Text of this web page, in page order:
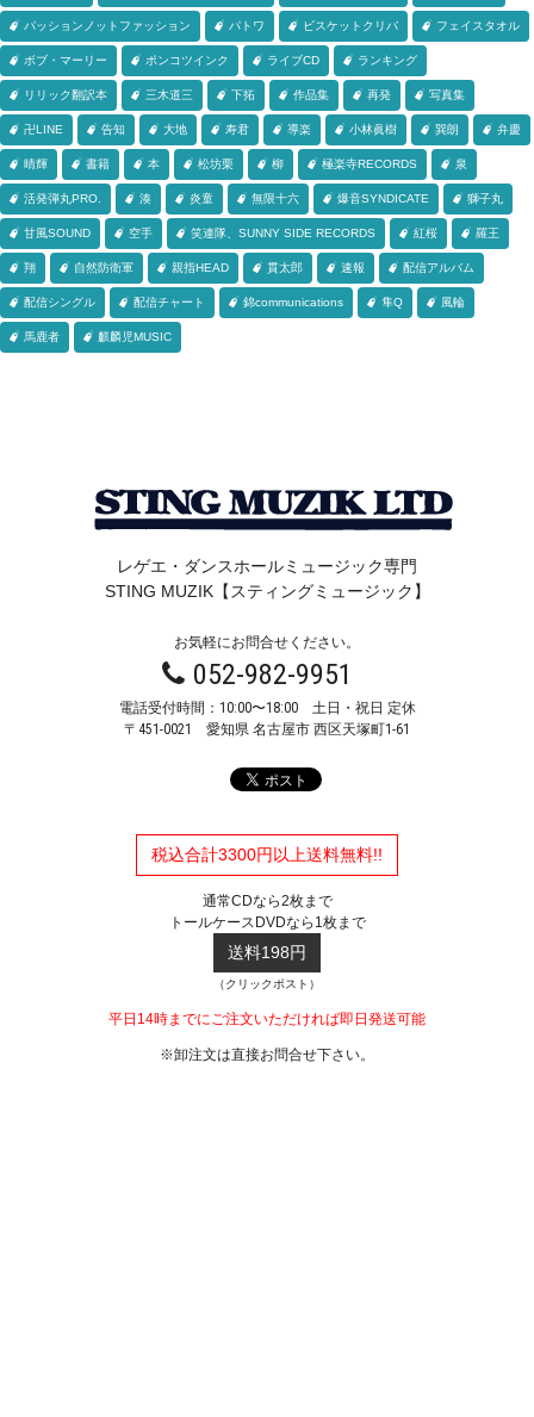
パッションノットファッション パトワ ビスケットクリバ フェイスタオル
ボブ・マーリー ポンコツインク ライブCD ランキング
リリック翻訳本 三木道三 下拓 作品集 再発 写真集
卍LINE 告知 大地 寿君 導楽 小林眞樹 巽朗 弁慶
晴輝 書籍 本 松坊栗 柳 極楽寺RECORDS 泉
活発弾丸PRO. 湊 炎童 無限十六 爆音SYNDICATE 獅子丸
甘風SOUND 空手 笑連隊、SUNNY SIDE RECORDS 紅桜 羅王
翔 自然防衛軍 親指HEAD 貫太郎 速報 配信アルバム
配信シングル 配信チャート 錦communications 隼Q 風輪
馬鹿者 麒麟児MUSIC
レゲエ・ダンスホールミュージック専門
STING MUZIK【スティングミュージック】
お気軽にお問合せください。
052-982-9951
電話受付時間：10:00〜18:00 土日・祝日 定休
〒451-0021 愛知県 名古屋市 西区天塚町1-61
税込合計3300円以上送料無料!!
通常CDなら2枚まで
トールケースDVDなら1枚まで
送料198円
（クリックポスト）
平日14時までにご注文いただければ即日発送可能
※卸注文は直接お問合せ下さい。